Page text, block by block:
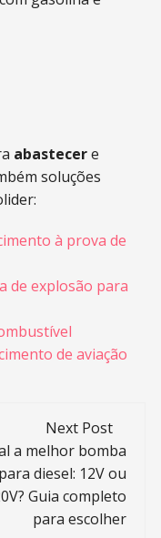
abastecere
soluções
à prova de
de explosão para
de aviação
Next Post
a melhor bomba
para diesel: 12V ou
Guia completo
para escolher